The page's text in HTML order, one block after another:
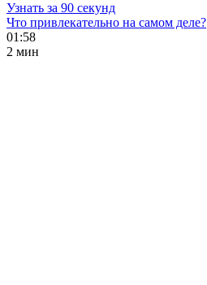
Узнать за 90 секунд
Что привлекательно на самом деле?
01:58
2 мин